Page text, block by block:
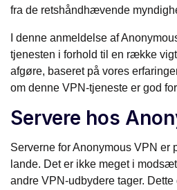
fra de retshåndhævende
I denne anmeldelse af
tjenesten i forhold til en række
afgøre, baseret på vores
om denne VPN-tjeneste er god
Servere hos
Serverne for Anonymous VPN er
lande. Det er ikke meget i
andre VPN-udbydere tager.